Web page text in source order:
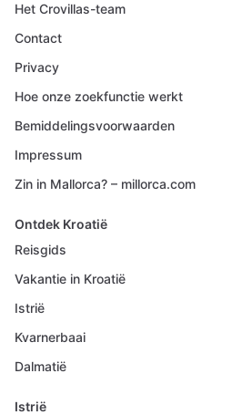
Het Crovillas-team
Contact
Privacy
Hoe onze zoekfunctie werkt
Bemiddelingsvoorwaarden
Impressum
Zin in Mallorca? – millorca.com
Ontdek Kroatië
Reisgids
Vakantie in Kroatië
Istrië
Kvarnerbaai
Dalmatië
Istrië